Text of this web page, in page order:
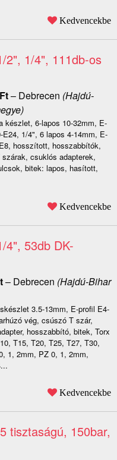
Kedvencekbe
2", 1/4", 111db-os
Ft– Debrecen (Hajdú-
készlet, 6-lapos 10-32mm, E-
E24, 1/4", 6 lapos 4-14mm, E-
hosszított, hosszabbítók,
csuklós adapterek,
bitek: lapos, hasított,
Kedvencekbe
4", 53db DK-
– Debrecen (Hajdú-Bihar
3.5-13mm, E-profil E4-
vég, csúszó T szár,
hosszabbító, bitek, Torx
T15, T20, T25, T27, T30,
1, 2mm, PZ 0, 1, 2mm,
Kedvencekbe
tisztaságú, 150bar,